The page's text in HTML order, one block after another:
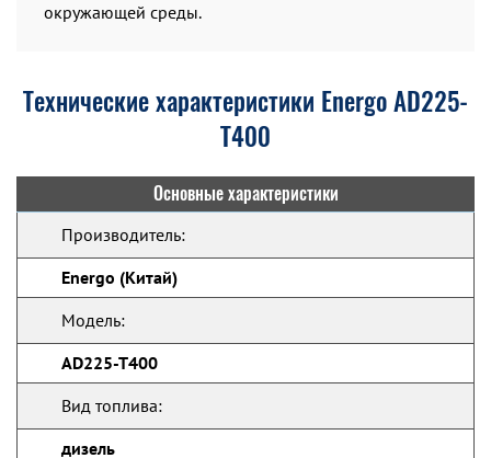
окружающей среды.
Технические характеристики Energo AD225-
T400
Основные характеристики
Производитель:
Energo (Китай)
Модель:
AD225-T400
Вид топлива:
дизель